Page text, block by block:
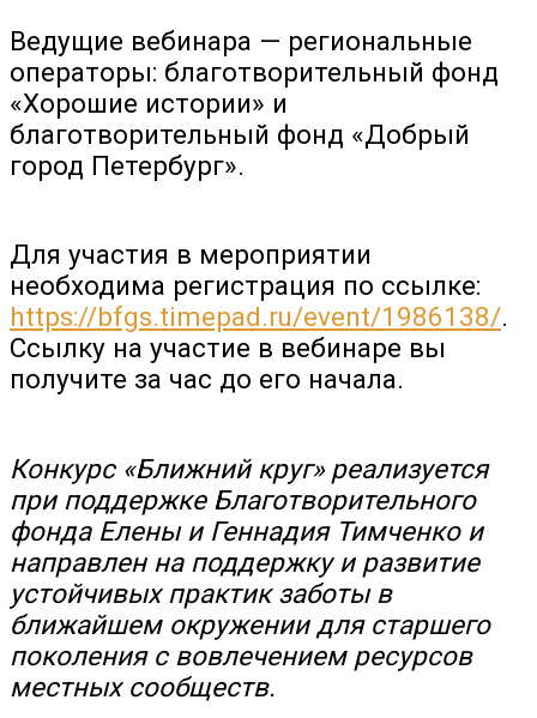
Ведущие вебинара — региональные
операторы: благотворительный фонд
«Хорошие истории» и
благотворительный фонд «Добрый
город Петербург».
Для участия в мероприятии
необходима регистрация по ссылке:
https://bfgs.timepad.ru/event/1986138/.
Ссылку на участие в вебинаре вы
получите за час до его начала.
Конкурс «Ближний круг» реализуется
при поддержке Благотворительного
фонда Елены и Геннадия Тимченко и
направлен на поддержку и развитие
устойчивых практик заботы в
ближайшем окружении для старшего
поколения с вовлечением ресурсов
местных сообществ.